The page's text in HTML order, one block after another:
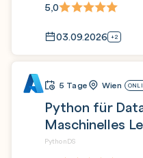
5,0
03.09.2026 +2
5 Tage Wien
Python für
Maschinelles
PythonDS